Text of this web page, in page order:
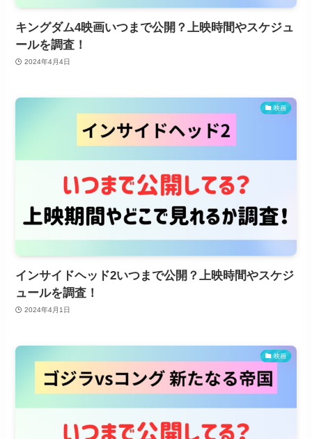
キングダム4映画いつまで公開？上映時間やスケジュ
ールを調査！
2024年4月4日
映画
インサイドヘッド2いつまで公開？上映時間やスケジ
ュールを調査！
2024年4月1日
映画